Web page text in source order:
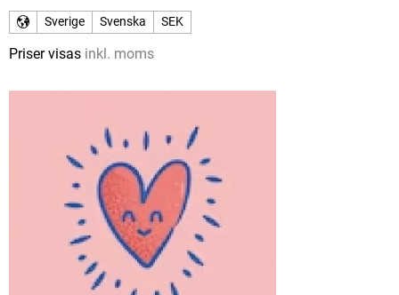
Sverige Svenska SEK
Priser visas inkl. moms